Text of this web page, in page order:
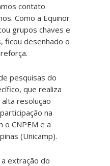
contato
Como a Equinor
grupos chaves e
ficou desenhado o
pesquisas do
que realiza
resolução
na
o CNPEM e a
(Unicamp).
extração do